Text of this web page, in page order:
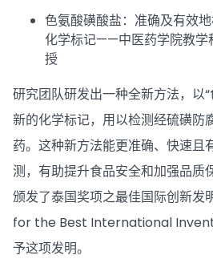
色氨酸磺酸盐：准确及有效
化学标记——中医药学院教学
授
研究团队研发出一种全新方法，以
新的化学标记，用以检测经硫磺防
药。这种新方法能更准确、快速且
测，有助提升食品安全和加强品质
颁发了泰国奖项之最佳国际创新
for the Best International
予这项发明。